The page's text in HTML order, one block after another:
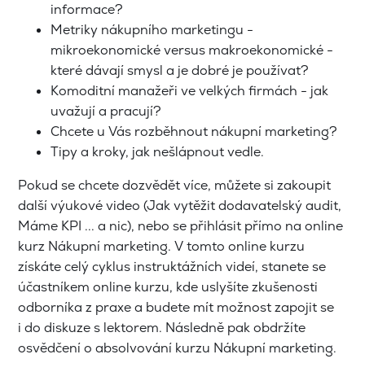
informace?
Metriky nákupního marketingu -
mikroekonomické versus makroekonomické -
které dávají smysl a je dobré je používat?
Komoditní manažeři ve velkých firmách - jak
uvažují a pracují?
Chcete u Vás rozběhnout nákupní marketing?
Tipy a kroky, jak nešlápnout vedle.
Pokud se chcete dozvědět více, můžete si zakoupit
další výukové video (Jak vytěžit dodavatelský audit,
Máme KPI ... a nic), nebo se přihlásit přímo na online
kurz Nákupní marketing. V tomto online kurzu
získáte celý cyklus instruktážních videí, stanete se
účastníkem online kurzu, kde uslyšíte zkušenosti
odborníka z praxe a budete mít možnost zapojit se
i do diskuze s lektorem. Následně pak obdržíte
osvědčení o absolvování kurzu Nákupní marketing.